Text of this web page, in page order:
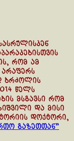
რომ ამ
არაფერს
ბრძოლის
წელს
მსგავსი რომ
და მისი
დოქტორი,
გაზეთთან”